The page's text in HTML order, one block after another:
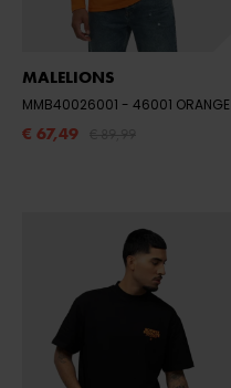
MALELIONS
MMB40026001 - 46001 ORANGE
€ 67,49